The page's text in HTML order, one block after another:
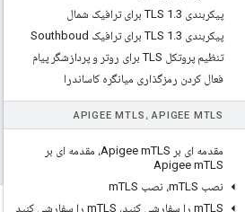
پیکربندی TLS 1
.3 برای ترافیک شمال
پیکربندی TLS 1
.3 برای ترافیک Southboud
تنظیم پروتکل TLS برای روتر و پردازشگر پیام
فعال کردن رمزگذاری میانگره کاساندرا
APIGEE MTLS، APIGEE MTLS
مقدمه ای بر Apigee m
TLS، مقدمه ای بر
Apigee mTLS
نصب m TLS، نصب m
TLS
mTLS را سفارشی کنید، m TLS را سفارشی کنید